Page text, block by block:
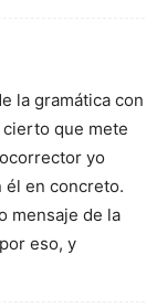
la gramática con
que mete
yo
él en concreto.
mensaje de la
eso, y